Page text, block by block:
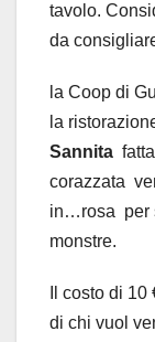
tavolo.
da
la Coop di
la
Sannita
corazzata
in…rosa per
monstre.
Il costo di
di chi vuol